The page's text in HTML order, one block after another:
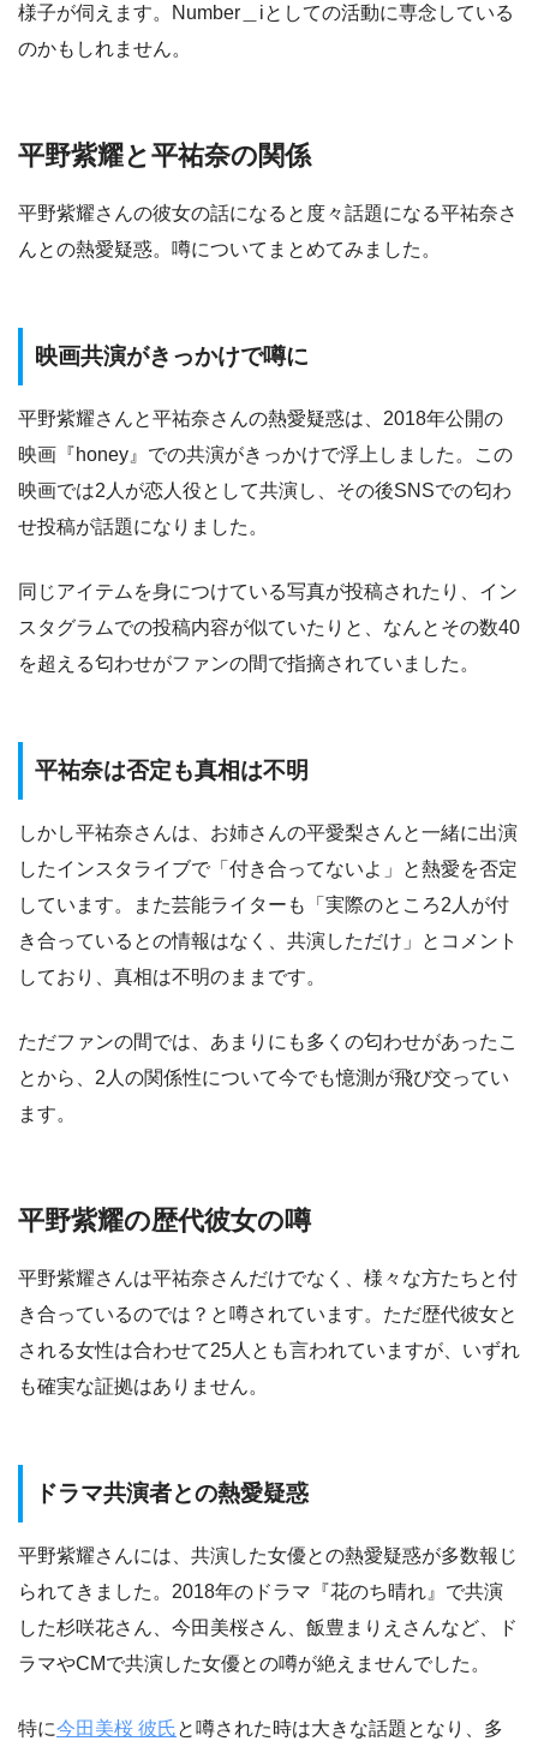
様子が伺えます。Number＿iとしての活動に専念している
のかもしれません。
平野紫耀と平祐奈の関係
平野紫耀さんの彼女の話になると度々話題になる平祐奈さ
んとの熱愛疑惑。噂についてまとめてみました。
映画共演がきっかけで噂に
平野紫耀さんと平祐奈さんの熱愛疑惑は、2018年公開の
映画『honey』での共演がきっかけで浮上しました。この
映画では2人が恋人役として共演し、その後SNSでの匂わ
せ投稿が話題になりました。
同じアイテムを身につけている写真が投稿されたり、イン
スタグラムでの投稿内容が似ていたりと、なんとその数40
を超える匂わせがファンの間で指摘されていました。
平祐奈は否定も真相は不明
しかし平祐奈さんは、お姉さんの平愛梨さんと一緒に出演
したインスタライブで「付き合ってないよ」と熱愛を否定
しています。また芸能ライターも「実際のところ2人が付
き合っているとの情報はなく、共演しただけ」とコメント
しており、真相は不明のままです。
ただファンの間では、あまりにも多くの匂わせがあったこ
とから、2人の関係性について今でも憶測が飛び交ってい
ます。
平野紫耀の歴代彼女の噂
平野紫耀さんは平祐奈さんだけでなく、様々な方たちと付
き合っているのでは？と噂されています。ただ歴代彼女と
される女性は合わせて25人とも言われていますが、いずれ
も確実な証拠はありません。
ドラマ共演者との熱愛疑惑
平野紫耀さんには、共演した女優との熱愛疑惑が多数報じ
られてきました。2018年のドラマ『花のち晴れ』で共演
した杉咲花さん、今田美桜さん、飯豊まりえさんなど、ド
ラマやCMで共演した女優との噂が絶えませんでした。
特に今田美桜 彼氏と噂された時は大きな話題となり、多